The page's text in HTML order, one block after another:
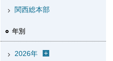
関西総本部
年別
2026年